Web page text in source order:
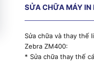
SỬA CHỮA MÁY
Sửa chữa và thay thế
Zebra ZM400:
* Sửa chữa thay thế